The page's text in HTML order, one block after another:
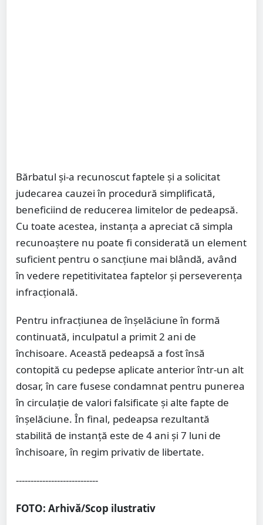
Bărbatul și-a recunoscut faptele și a solicitat
judecarea cauzei în procedură simplificată,
beneficiind de reducerea limitelor de pedeapsă.
Cu toate acestea, instanța a apreciat că simpla
recunoaștere nu poate fi considerată un element
suficient pentru o sancțiune mai blândă, având
în vedere repetitivitatea faptelor și perseverența
infracțională.
Pentru infracțiunea de înșelăciune în formă
continuată, inculpatul a primit 2 ani de
închisoare. Această pedeapsă a fost însă
contopită cu pedepse aplicate anterior într-un alt
dosar, în care fusese condamnat pentru punerea
în circulație de valori falsificate și alte fapte de
înșelăciune. În final, pedeapsa rezultantă
stabilită de instanță este de 4 ani și 7 luni de
închisoare, în regim privativ de libertate.
----------------------------
FOTO: Arhivă/Scop ilustrativ